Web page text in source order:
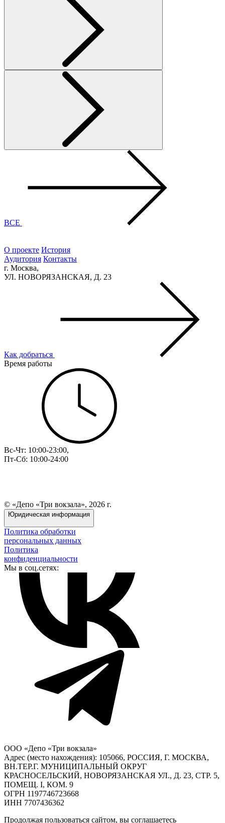
ВСЕ
О проекте История
Аудитория Контакты
г. Москва,
УЛ. НОВОРЯЗАНСКАЯ, Д. 23
Как добраться
Время работы
Вс-Чт: 10:00-23:00,
Пт-Сб: 10:00-24:00
© «Депо «Три вокзала», 2026 г.
Юридическая информация
Политика обработки
персональных данных
Политика
конфиденциальности
Мы в соц.сетях:
ООО «Депо «Три вокзала»
Адрес (место нахождения): 105066, РОССИЯ, Г. МОСКВА,
ВН.ТЕР.Г. МУНИЦИПАЛЬНЫЙ ОКРУГ
КРАСНОСЕЛЬСКИЙ, НОВОРЯЗАНСКАЯ УЛ., Д. 23, СТР. 5,
ПОМЕЩ. I, КОМ. 9
ОГРН 1197746723668
ИНН 7707436362
Продолжая пользоваться сайтом, вы соглашаетесь